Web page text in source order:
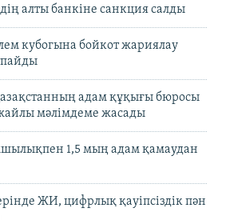
алты банкіне санкция салды
кубогына бойкот жариялау
адам құқығы бюросы
мәлімдеме жасады
1,5 мың адам қамаудан
ЖИ, цифрлық қауіпсіздік пән